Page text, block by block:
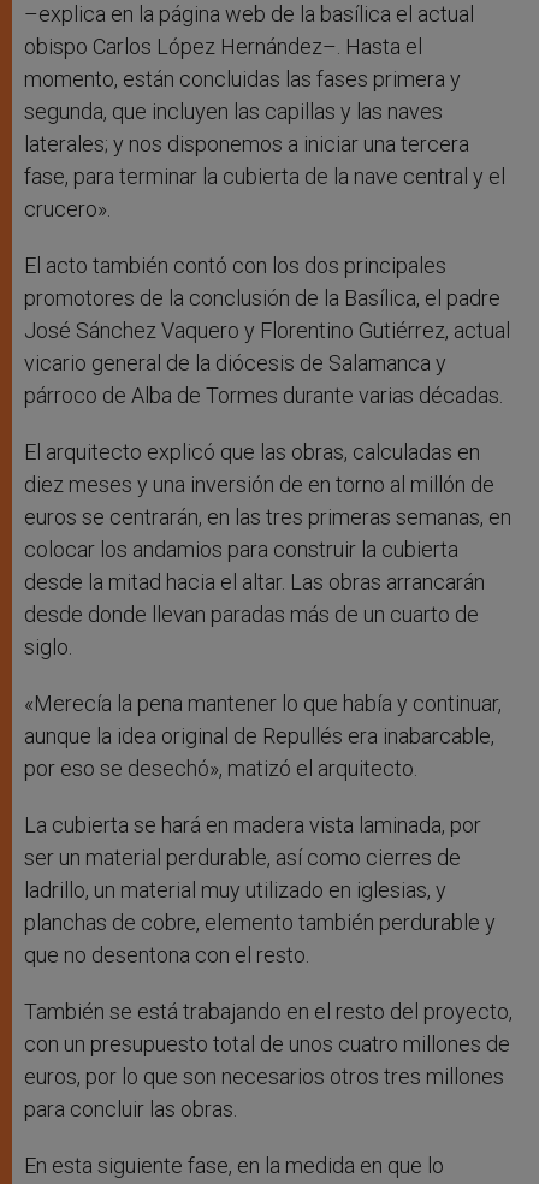
–explica en la página web de la basílica el actual
obispo Carlos López Hernández–. Hasta el
momento, están concluidas las fases primera y
segunda, que incluyen las capillas y las naves
laterales; y nos disponemos a iniciar una tercera
fase, para terminar la cubierta de la nave central y el
crucero».
El acto también contó con los dos principales
promotores de la conclusión de la Basílica, el padre
José Sánchez Vaquero y Florentino Gutiérrez, actual
vicario general de la diócesis de Salamanca y
párroco de Alba de Tormes durante varias décadas.
El arquitecto explicó que las obras, calculadas en
diez meses y una inversión de en torno al millón de
euros se centrarán, en las tres primeras semanas, en
colocar los andamios para construir la cubierta
desde la mitad hacia el altar. Las obras arrancarán
desde donde llevan paradas más de un cuarto de
siglo.
«Merecía la pena mantener lo que había y continuar,
aunque la idea original de Repullés era inabarcable,
por eso se desechó», matizó el arquitecto.
La cubierta se hará en madera vista laminada, por
ser un material perdurable, así como cierres de
ladrillo, un material muy utilizado en iglesias, y
planchas de cobre, elemento también perdurable y
que no desentona con el resto.
También se está trabajando en el resto del proyecto,
con un presupuesto total de unos cuatro millones de
euros, por lo que son necesarios otros tres millones
para concluir las obras.
En esta siguiente fase, en la medida en que lo